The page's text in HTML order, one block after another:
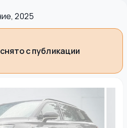
2025
с публикации